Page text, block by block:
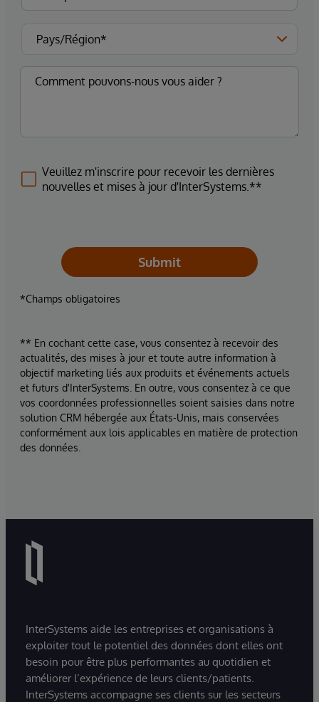
Veuillez m'inscrire pour recevoir les dernières
nouvelles et mises à jour d'InterSystems.**
Submit
*Champs obligatoires
** En cochant cette case, vous consentez à recevoir des
actualités, des mises à jour et toute autre information à
objectif marketing liés aux produits et événements actuels
et futurs d'InterSystems. En outre, vous consentez à ce que
vos coordonnées professionnelles soient saisies dans notre
solution CRM hébergée aux États-Unis, mais conservées
conformément aux lois applicables en matière de protection
des données.
InterSystems aide les entreprises et organisations à
exploiter tout le potentiel des données dont elles ont
besoin pour être plus performantes au quotidien et
améliorer l’expérience de leurs clients/patients.
InterSystems accompagne ses clients sur les secteurs